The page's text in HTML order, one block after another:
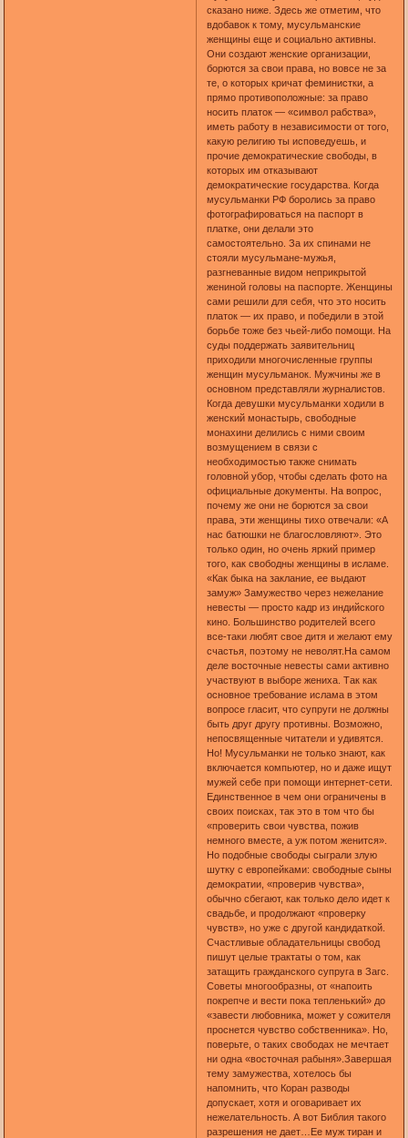
сказано ниже. Здесь же отметим, что
вдобавок к тому, мусульманские
женщины еще и социально активны.
Они создают женские организации,
борются за свои права, но вовсе не за
те, о которых кричат феминистки, а
прямо противоположные: за право
носить платок — «символ рабства»,
иметь работу в независимости от того,
какую религию ты исповедуешь, и
прочие демократические свободы, в
которых им отказывают
демократические государства. Когда
мусульманки РФ боролись за право
фотографироваться на паспорт в
платке, они делали это
самостоятельно. За их спинами не
стояли мусульмане-мужья,
разгневанные видом неприкрытой
жениной головы на паспорте. Женщины
сами решили для себя, что это носить
платок — их право, и победили в этой
борьбе тоже без чьей-либо помощи. На
суды поддержать заявительниц
приходили многочисленные группы
женщин мусульманок. Мужчины же в
основном представляли журналистов.
Когда девушки мусульманки ходили в
женский монастырь, свободные
монахини делились с ними своим
возмущением в связи с
необходимостью также снимать
головной убор, чтобы сделать фото на
официальные документы. На вопрос,
почему же они не борются за свои
права, эти женщины тихо отвечали: «А
нас батюшки не благословляют». Это
только один, но очень яркий пример
того, как свободны женщины в исламе.
«Как быка на заклание, ее выдают
замуж» Замужество через нежелание
невесты — просто кадр из индийского
кино. Большинство родителей всего
все-таки любят свое дитя и желают ему
счастья, поэтому не неволят.На самом
деле восточные невесты сами активно
участвуют в выборе жениха. Так как
основное требование ислама в этом
вопросе гласит, что супруги не должны
быть друг другу противны. Возможно,
непосвященные читатели и удивятся.
Но! Мусульманки не только знают, как
включается компьютер, но и даже ищут
мужей себе при помощи интернет-сети.
Единственное в чем они ограничены в
своих поисках, так это в том что бы
«проверить свои чувства, пожив
немного вместе, а уж потом женится».
Но подобные свободы сыграли злую
шутку с европейками: свободные сыны
демократии, «проверив чувства»,
обычно сбегают, как только дело идет к
свадьбе, и продолжают «проверку
чувств», но уже с другой кандидаткой.
Счастливые обладательницы свобод
пишут целые трактаты о том, как
затащить гражданского супруга в Загс.
Советы многообразны, от «напоить
покрепче и вести пока тепленький» до
«завести любовника, может у сожителя
проснется чувство собственника». Но,
поверьте, о таких свободах не мечтает
ни одна «восточная рабыня».Завершая
тему замужества, хотелось бы
напомнить, что Коран разводы
допускает, хотя и оговаривает их
нежелательность. А вот Библия такого
разрешения не дает…Ее муж тиран и